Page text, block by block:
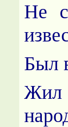
Не
Был
Жил